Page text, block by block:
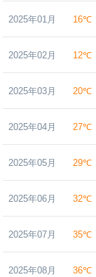
2025年01月 16℃
2025年02月 12℃
2025年03月 20℃
2025年04月 27℃
2025年05月 29℃
2025年06月 32℃
2025年07月 35℃
2025年08月 36℃